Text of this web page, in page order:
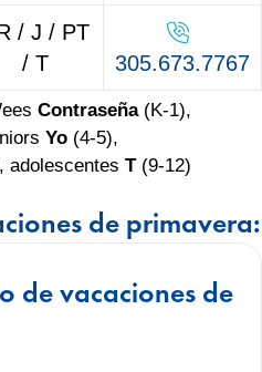
/ J / PT
/ T
305.673.7767
Contraseña(K-1),
Yo (4-5),
adolescentes T(9-12)
de primavera:
de vacaciones de